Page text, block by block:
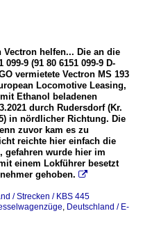
Vectron helfen... Die an die
9 (91 80 6151 099-9 D-
vermietete Vectron MS 193
Locomotive Leasing,
Ethanol beladenen
durch Rudersdorf (Kr.
in nördlicher Richtung. Die
zuvor kam es zu
reichte hier einfach die
gefahren wurde hier im
einem Lokführer besetzt
gehoben. 
/ Strecken / KBS 445
, Deutschland / E-